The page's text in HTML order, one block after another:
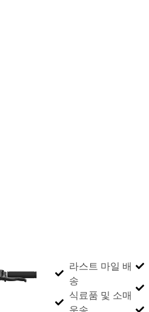
라스트 마일 배
송
식료품 및 소매
운송